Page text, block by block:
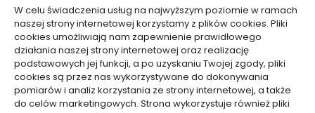
W celu świadczenia usług na najwyższym poziomie w ramach
naszej strony internetowej korzystamy z plików cookies. Pliki
cookies umożliwiają nam zapewnienie prawidłowego
działania naszej strony internetowej oraz realizację
podstawowych jej funkcji, a po uzyskaniu Twojej zgody, pliki
cookies są przez nas wykorzystywane do dokonywania
pomiarów i analiz korzystania ze strony internetowej, a także
do celów marketingowych. Strona wykorzystuje również pliki
Biznes, Finanse
Zdolność kredytowa przy
Biznes, Finanse
Jak obliczyć wartość